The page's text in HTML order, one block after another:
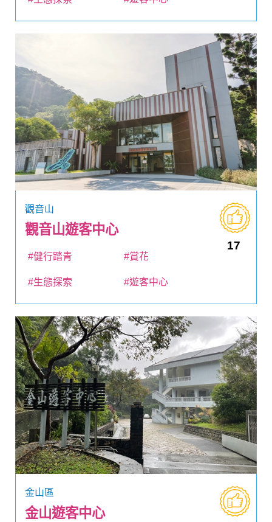
觀音山
觀音山遊客中心
17
#健行踏青 #賞花
#生態探索 #遊客中心
金山區
金山遊客中心